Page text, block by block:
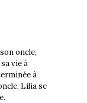
oncle,
vie à
à
Lilia se